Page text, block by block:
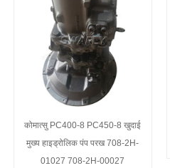
कोमात्सु PC400-8 PC450-8 खुदाई
मुख्य हाइड्रोलिक पंप परख 708-2H-
01027 708-2H-00027